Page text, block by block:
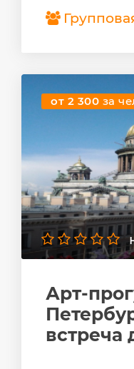
от 2 300 за
Арт-
встреча